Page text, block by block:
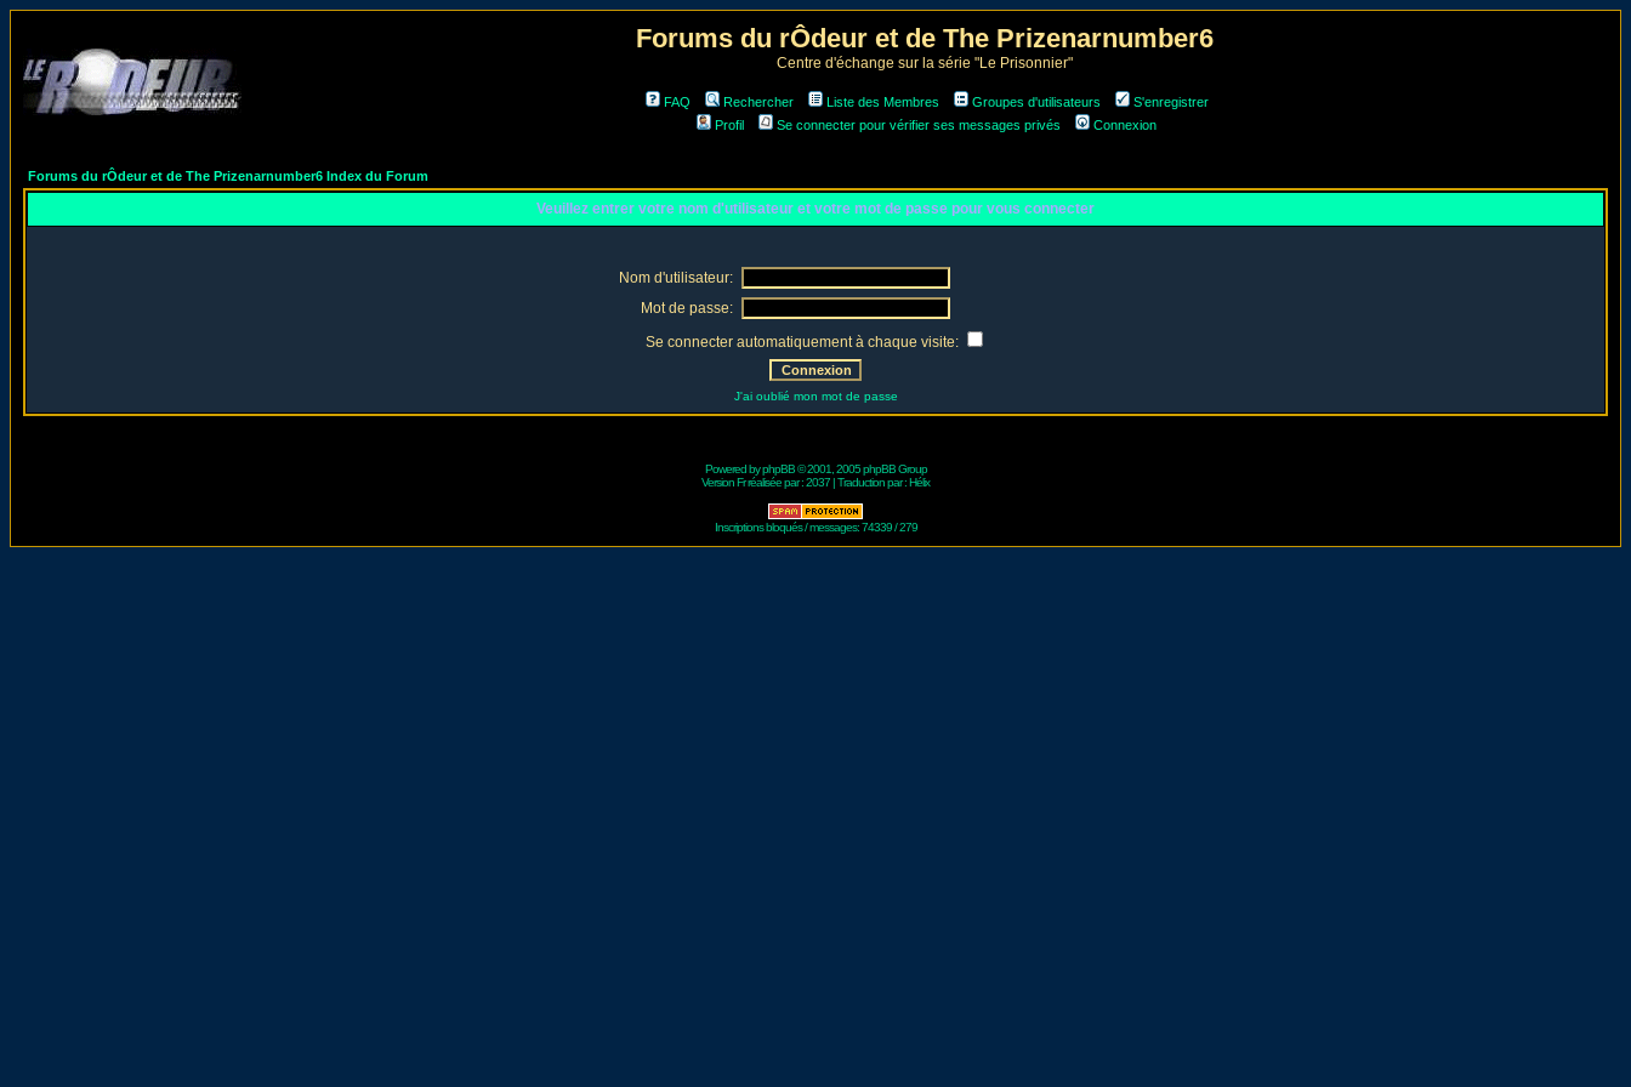
Forums du rÔdeur et de The Prizenarnumber6
Centre d'échange sur la série "Le Prisonnier"
FAQ Rechercher Liste des Membres Groupes d'utilisateurs
S'enregistrer
Profil
Se connecter pour vérifier ses messages privés Connexion
Forums du rÔdeur et de The Prizenarnumber6 Index du Forum
Veuillez entrer votre nom d'utilisateur et votre mot de passe pour vous connecter
Nom d'utilisateur:
Mot de passe:
Se connecter automatiquement à chaque visite:
J'ai oublié mon mot de passe
Powered byphpBB© 2001, 2005 phpBB Group
Version Fr réalisée par :2037 | Traduction par :Hélix
Inscriptions bloqués / messages: 74339 / 279